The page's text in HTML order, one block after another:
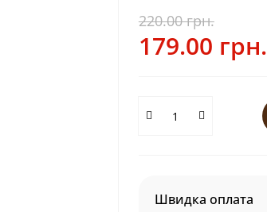
220.00 грн.
179.00 грн.
Швидка оплата